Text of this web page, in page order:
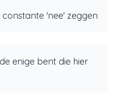
'nee' zeggen
enige bent die hier